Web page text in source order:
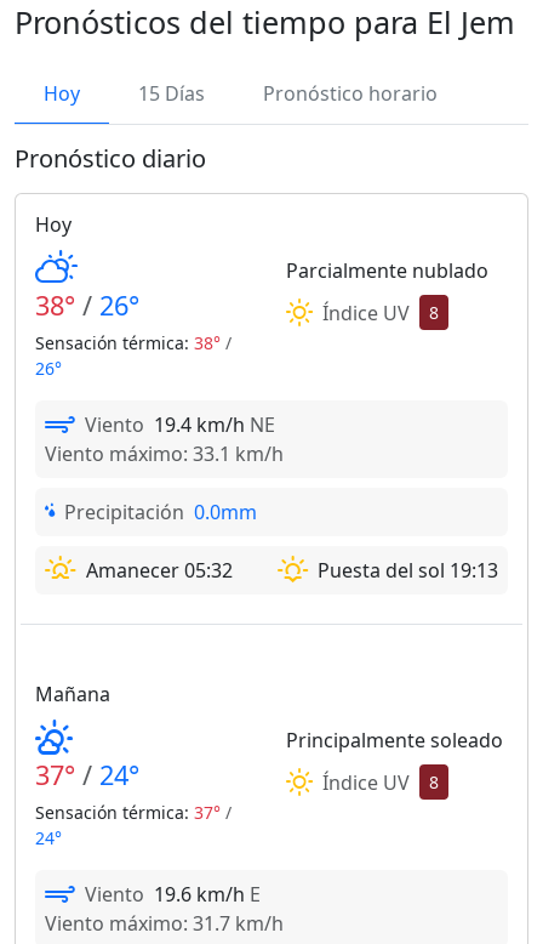
Pronósticos del tiempo para El Jem
Hoy 15 Días Pronóstico horario
Pronóstico diario
Hoy
38° / 26°
Sensación térmica: 38° /
26°
Parcialmente nublado
Índice UV
8
Viento 19.4 km/h NE
Viento máximo: 33.1 km/h
Precipitación 0.0mm
Amanecer 05:32 Puesta del sol 19:13
Mañana
37° / 24°
Sensación térmica: 37° /
24°
Principalmente soleado
Índice UV
8
Viento 19.6 km/h E
Viento máximo: 31.7 km/h